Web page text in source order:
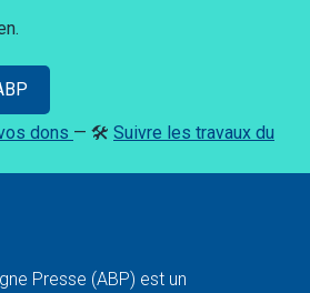
dons — 🛠️ Suivre les travaux du
Presse (ABP) est un